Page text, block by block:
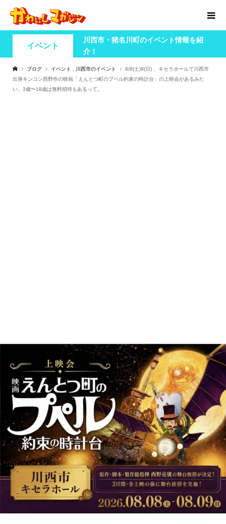
イベント
川西市・猪名川町のイベント情報を紹
介！
ブログ イベント 川西市のイベント
8/8(土)9(日) 、キセラホールで川西市
出身キンコン西野作の映画「えんとつ町のプペル約束の時計台」の上映会があるみた
い。3歳〜18歳は無料招待もあるって。